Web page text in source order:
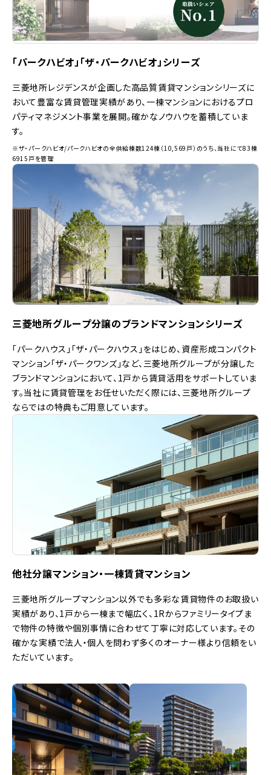
「パークハビオ」「ザ・パークハビオ」シリーズ
三菱地所レジデンスが企画した高品質賃貸マンションシリーズに
おいて豊富な賃貸管理実績があり、一棟マンションにおけるプロ
パティマネジメント事業を展開。確かなノウハウを蓄積していま
す。
※ザ・パークハビオ/パークハビオの全供給棟数124棟（10,569戸）のうち、当社にて83棟
6915戸を管理
三菱地所グループ分譲のブランドマンションシリーズ
「パークハウス」「ザ・パークハウス」をはじめ、資産形成コンパクト
マンション「ザ・パークワンズ」など、三菱地所グループが分譲した
ブランドマンションにおいて、1戸から賃貸活用をサポートしていま
す。当社に賃貸管理をお任せいただく際には、三菱地所グループ
ならではの特典もご用意しています。
他社分譲マンション・一棟賃貸マンション
三菱地所グループマンション以外でも多彩な賃貸物件のお取扱い
実績があり、1戸から一棟まで幅広く、1Rからファミリータイプま
で物件の特徴や個別事情に合わせて丁寧に対応しています。その
確かな実績で法人・個人を問わず多くのオーナー様より信頼をい
ただいています。